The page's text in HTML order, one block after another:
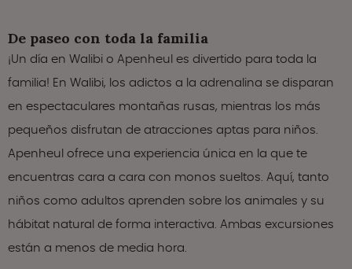
De paseo con toda la familia
¡Un día en Walibi o Apenheul es divertido para toda la
familia! En Walibi, los adictos a la adrenalina se disparan
en espectaculares montañas rusas, mientras los más
pequeños disfrutan de atracciones aptas para niños.
Apenheul ofrece una experiencia única en la que te
encuentras cara a cara con monos sueltos. Aquí, tanto
niños como adultos aprenden sobre los animales y su
hábitat natural de forma interactiva. Ambas excursiones
están a menos de media hora.